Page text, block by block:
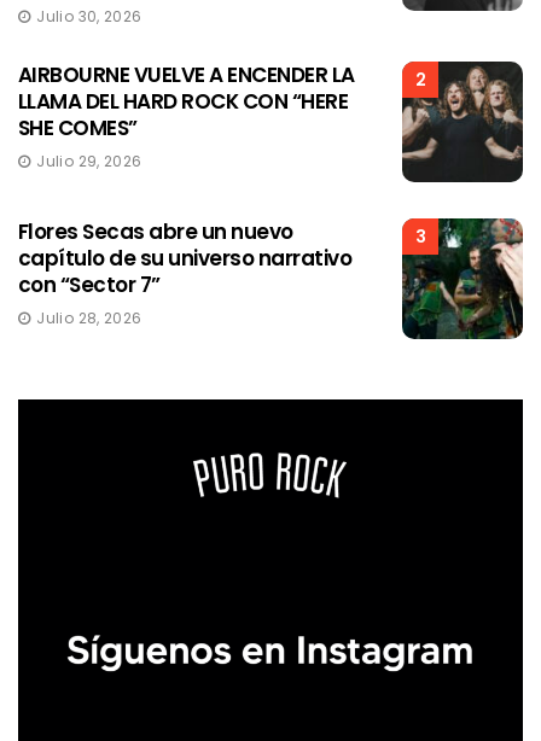
Julio 30, 2026
2
AIRBOURNE VUELVE A ENCENDER LA
LLAMA DEL HARD ROCK CON “HERE
SHE COMES”
Julio 29, 2026
3
Flores Secas abre un nuevo
capítulo de su universo narrativo
con “Sector 7”
Julio 28, 2026